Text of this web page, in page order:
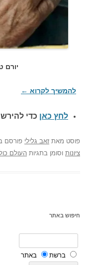
יורם טהר
להמשיך לקרוא ←
לחץ כאן כדי
פוסט מאת זאב גלילי פורסם
ציונות וסומן בתגיות העולם
חיפוש באתר
ברשת באתר